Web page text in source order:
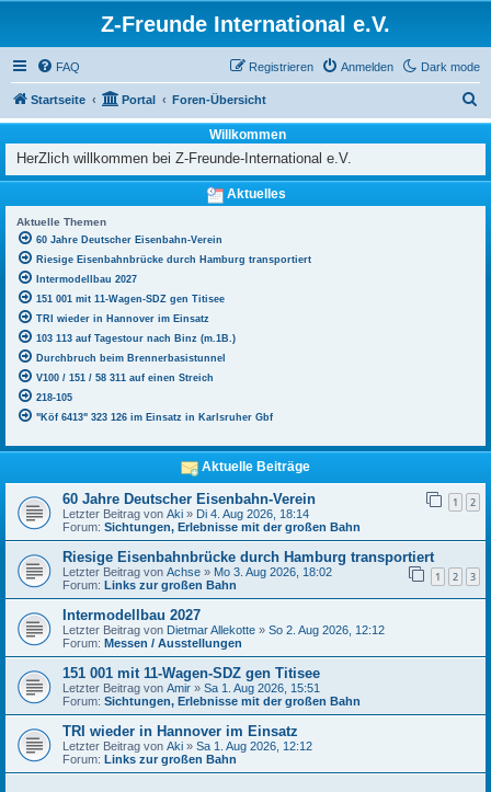
Z-Freunde International e.V.
Dark mode
FAQ Anmelden
Registrieren
Startseite Portal Foren-Übersicht
u
h
e
Willkommen
HerZlich willkommen bei Z-Freunde-International e.V.
Aktuelles
Aktuelle Themen
60 Jahre Deutscher Eisenbahn-Verein
Riesige Eisenbahnbrücke durch Hamburg transportiert
Intermodellbau 2027
151 001 mit 11-Wagen-SDZ gen Titisee
TRI wieder in Hannover im Einsatz
103 113 auf Tagestour nach Binz (m.1B.)
Durchbruch beim Brennerbasistunnel
V100 / 151 / 58 311 auf einen Streich
218-105
"Köf 6413" 323 126 im Einsatz in Karlsruher Gbf
Aktuelle Beiträge
60 Jahre Deutscher Eisenbahn-Verein 1 2
Letzter Beitrag von Aki » Di 4. Aug 2026, 18:14
Forum: Sichtungen, Erlebnisse mit der großen Bahn
Riesige Eisenbahnbrücke durch Hamburg transportiert
1 2 3
Letzter Beitrag von Achse » Mo 3. Aug 2026, 18:02
Forum: Links zur großen Bahn
Intermodellbau 2027
Letzter Beitrag von Dietmar Allekotte » So 2. Aug 2026, 12:12
Forum: Messen / Ausstellungen
151 001 mit 11-Wagen-SDZ gen Titisee
Letzter Beitrag von Amir » Sa 1. Aug 2026, 15:51
Forum: Sichtungen, Erlebnisse mit der großen Bahn
TRI wieder in Hannover im Einsatz
Letzter Beitrag von Aki » Sa 1. Aug 2026, 12:12
Forum: Links zur großen Bahn